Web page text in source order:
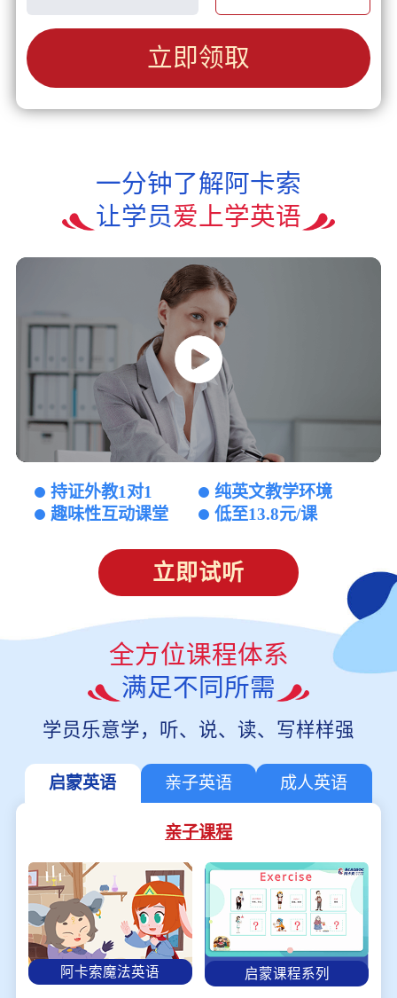
立即领取
一分钟了解阿卡索
让学员爱上学英语
持证外教1对1
纯英文教学环境
趣味性互动课堂
低至13.8元/课
立即试听
全方位课程体系
满足不同所需
学员乐意学，听、说、读、写样样强
启蒙英语 亲子英语 成人英语
亲子课程
阿卡索魔法英语 启蒙课程系列